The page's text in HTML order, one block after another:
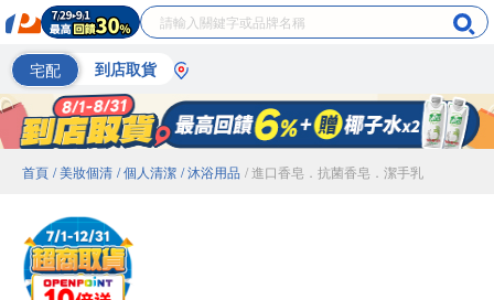
宅配 到店取貨
首頁 / 美妝個清 / 個人清潔 / 沐浴用品 / 進口香皂．抗菌香皂．潔手乳